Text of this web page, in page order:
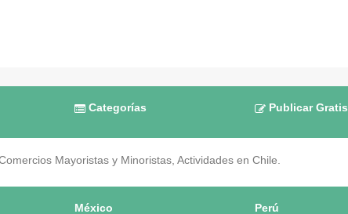
Categorías Publicar Gratis
Mayoristas y Minoristas, Actividades en Chile.
México Perú